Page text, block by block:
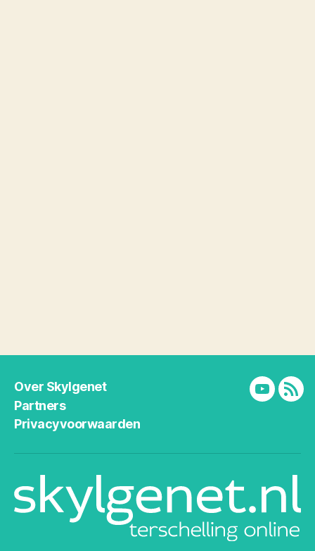
Over Skylgenet
Partners
Privacyvoorwaarden
YouTube
RSS